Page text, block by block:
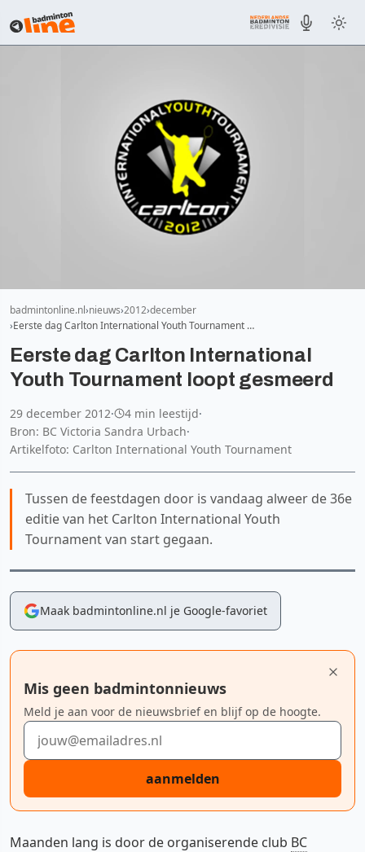
badmintonline.nl nieuws 2012 december
Eerste dag Carlton International Youth Tournament …
Eerste dag Carlton International
Youth Tournament loopt gesmeerd
29 december 2012· 4 min leestijd·
Bron: BC Victoria Sandra Urbach·
Artikelfoto: Carlton International Youth Tournament
Tussen de feestdagen door is vandaag alweer de 36e
editie van het Carlton International Youth
Tournament van start gegaan.
Maak badmintonline.nl je Google-favoriet
Mis geen badmintonnieuws
Meld je aan voor de nieuwsbrief en blijf op de hoogte.
E-mailadres
aanmelden
Maanden lang is door de organiserende club BC